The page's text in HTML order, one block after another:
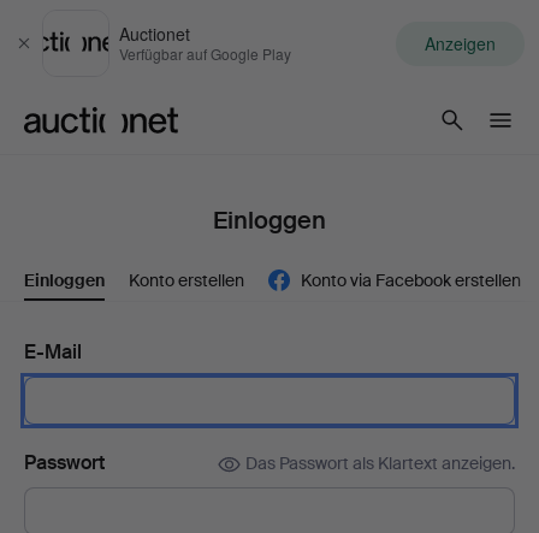
Schließen
Auctionet
Verfügbar auf Google Play Anzeigen
Einloggen
Einloggen Konto erstellen Konto via Facebook erstellen
E-Mail
Passwort Das Passwort als Klartext anzeigen.